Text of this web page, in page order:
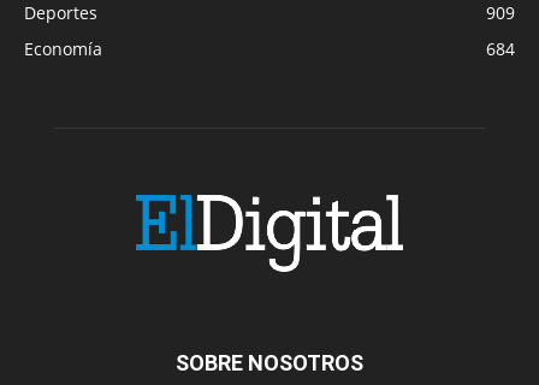
Deportes
909
Economía
684
SOBRE NOSOTROS